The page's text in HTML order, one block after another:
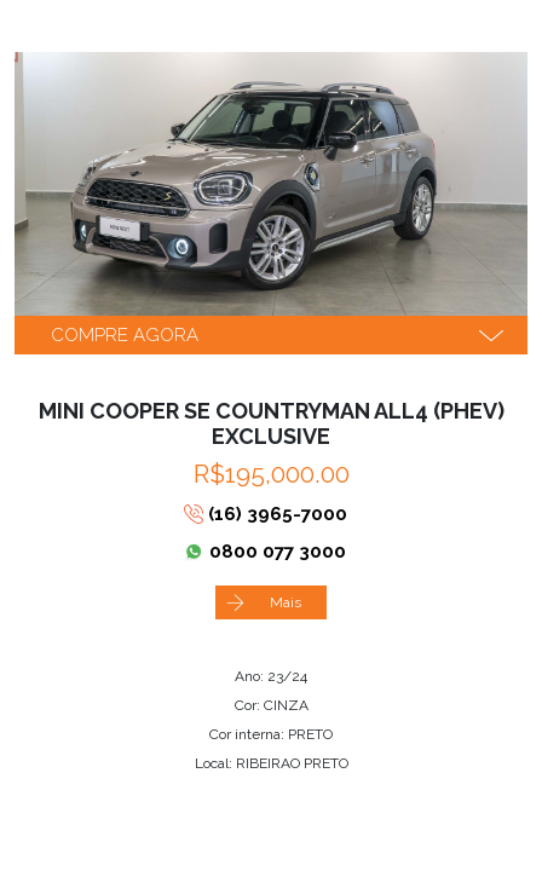
COMPRE AGORA
MINI COOPER SE COUNTRYMAN ALL4 (PHEV)
EXCLUSIVE
R$195,000.00
(16) 3965-7000
0800 077 3000
Mais
Ano: 23/24
Cor: CINZA
Cor interna: PRETO
Local: RIBEIRAO PRETO